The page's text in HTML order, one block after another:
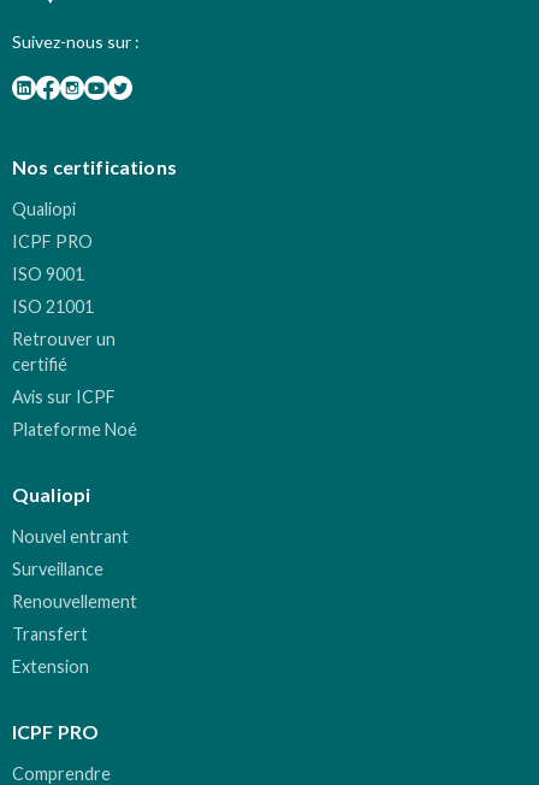
Suivez-nous sur :
Nos certifications
Qualiopi
ICPF PRO
ISO 9001
ISO 21001
Retrouver un
certifié
Avis sur ICPF
Plateforme Noé
Qualiopi
Nouvel entrant
Surveillance
Renouvellement
Transfert
Extension
ICPF PRO
Comprendre